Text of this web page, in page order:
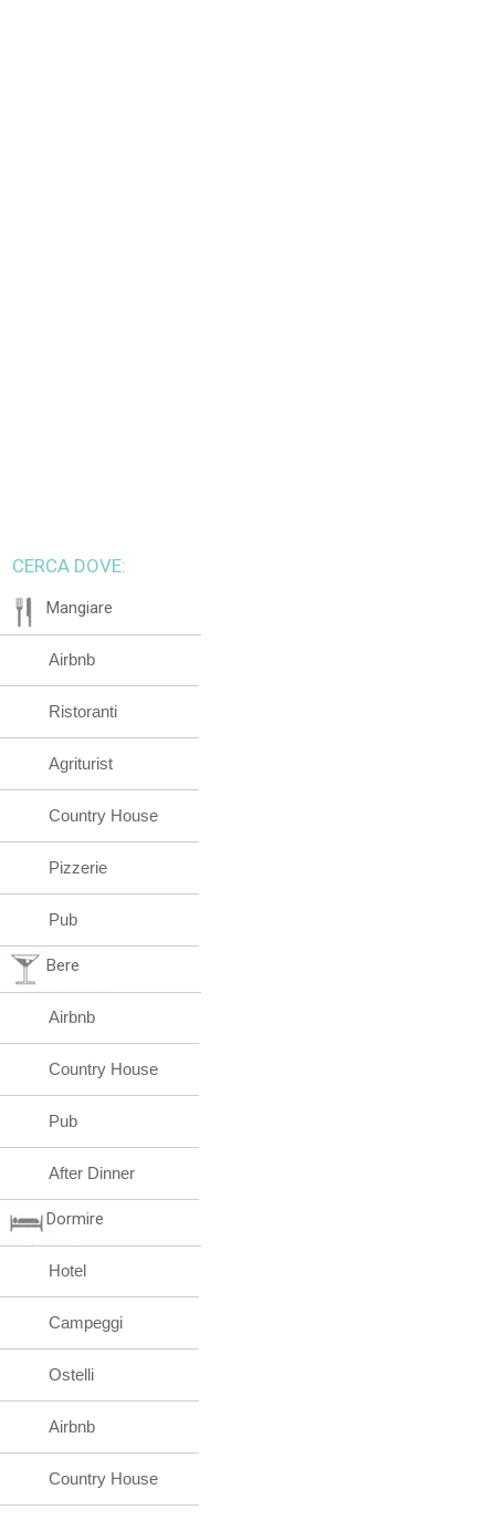
CERCA DOVE:
Mangiare
Airbnb
Ristoranti
Agriturist
Country House
Pizzerie
Pub
Bere
Airbnb
Country House
Pub
After Dinner
Dormire
Hotel
Campeggi
Ostelli
Airbnb
Country House